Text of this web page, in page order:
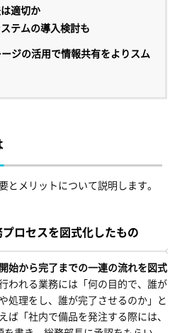
適切か
テムの導入検討も
ジの活用で情報共有をよりスム
とメリットについて説明します。
ロセスを図式化したもの
始から完了までの一連の流れを図式
われる業務には「何の目的で、誰が
処理をし、誰が完了させるのか」と
ば「社内で備品を発注する際には、